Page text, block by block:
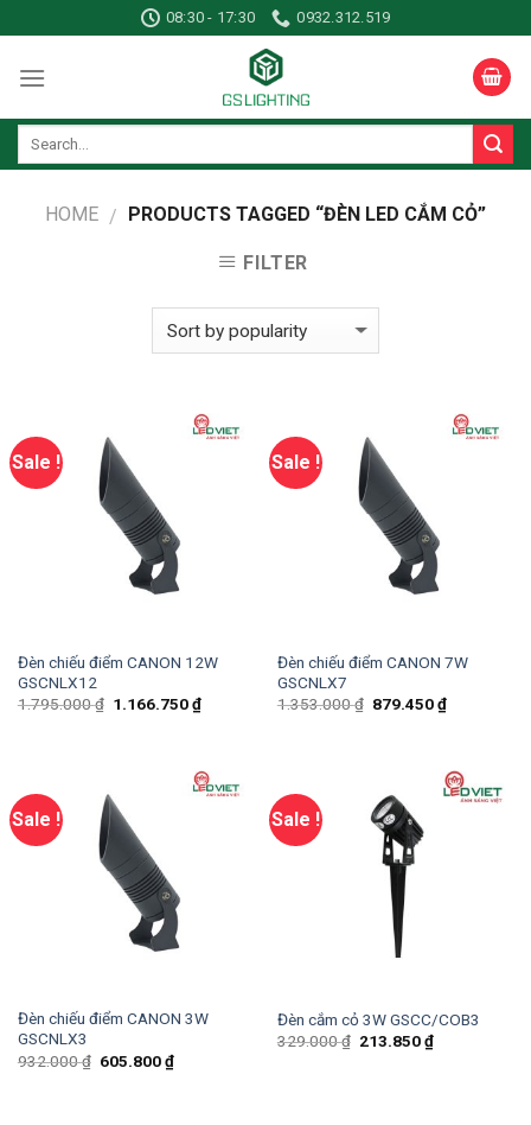
to
content
08:30 - 17:30 0932.312.519
HOME / PRODUCTS TAGGED “ĐÈN LED CẮM CỎ”
FILTER
Sale !
Đèn chiếu điểm CANON 12W
GSCNLX12
1.795.000₫ 1.166.750₫
Sale !
Đèn chiếu điểm CANON 7W
GSCNLX7
1.353.000₫ 879.450₫
Sale !
Đèn chiếu điểm CANON 3W
GSCNLX3
932.000₫ 605.800₫
Sale !
Đèn cắm cỏ 3W GSCC/COB3
329.000₫ 213.850₫